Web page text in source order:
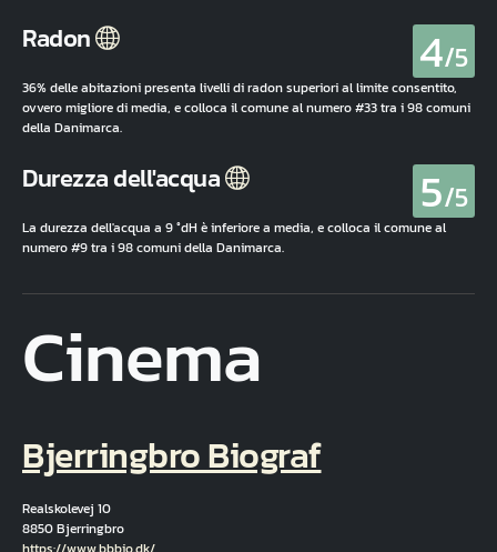
Radon 4/5
36% delle abitazioni presenta livelli di radon superiori al limite consentito,
ovvero migliore di media, e colloca il comune al numero #33 tra i 98 comuni
della Danimarca.
Durezza dell'acqua 5/5
La durezza dell'acqua a 9 °dH è inferiore a media, e colloca il comune al
numero #9 tra i 98 comuni della Danimarca.
Cinema
Bjerringbro Biograf
Realskolevej 10
8850 Bjerringbro
Hjemmeside